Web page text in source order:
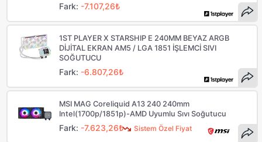
Fark: -7.107,26₺
1ST PLAYER X STARSHIP E 240MM BEYAZ ARGB
DİJİTAL EKRAN AM5 / LGA 1851 İŞLEMCİ SIVI
SOĞUTUCU
Fark: -6.807,26₺
Sistem Özel Fiyat
MSI MAG Coreliquid A13 240 240mm
Intel(1700p/1851p)-AMD Uyumlu Sıvı Soğutucu
Fark: -7.623,26₺